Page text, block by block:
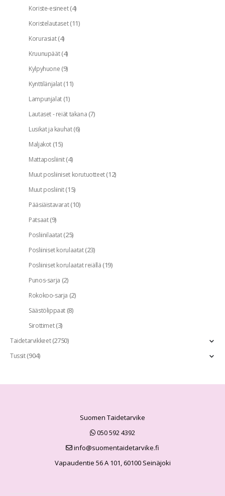
Koriste-esineet(4)
Koristelautaset(11)
Korurasiat(4)
Kruunupäät(4)
Kylpyhuone(9)
Kynttilänjalat(11)
Lampunjalat(1)
Lautaset - reiät takana(7)
Lusikat ja kauhat(6)
Maljakot(15)
Mattaposliinit(4)
Muut posliiniset korutuotteet(12)
Muut posliinit(15)
Pääsiäistavarat(10)
Patsaat(9)
Posliinilaatat(25)
Posliiniset korulaatat(23)
Posliiniset korulaatat reiällä(19)
Punos-sarja (2)
Rokokoo-sarja (2)
Säästölippaat(8)
Sirottimet(3)
Taidetarvikkeet(2750)
Tussit(904)
Suomen Taidetarvike
050 592 4392
info@suomentaidetarvike.fi
Vapaudentie 56 A 101, 60100 Seinäjoki